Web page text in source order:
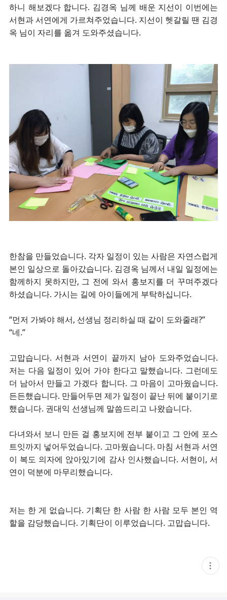
하니 해보겠다 합니다. 김경옥 님께 배운 지선이 이번에는
서현과 서연에게 가르쳐주었습니다. 지선이 헷갈릴 땐 김경
옥 님이 자리를 옮겨 도와주셨습니다.
한참을 만들었습니다. 각자 일정이 있는 사람은 자연스럽게
본인 일상으로 돌아갔습니다. 김경옥 님께서 내일 일정에는
함께하지 못하지만, 그 전에 와서 홍보지를 더 꾸며주겠다
하셨습니다. 가시는 길에 아이들에게 부탁하십니다.
“먼저 가봐야 해서, 선생님 정리하실 때 같이 도와줄래?”
“네.”
고맙습니다. 서현과 서연이 끝까지 남아 도와주었습니다.
저는 다음 일정이 있어 가야 한다고 말했습니다. 그런데도
더 남아서 만들고 가겠다 합니다. 그 마음이 고마웠습니다.
든든했습니다. 만들어두면 제가 일정이 끝난 뒤에 붙이기로
했습니다. 권대익 선생님께 말씀드리고 나왔습니다.
다녀와서 보니 만든 걸 홍보지에 전부 붙이고 그 안에 포스
트잇까지 넣어두었습니다. 고마웠습니다. 마침 서현과 서연
이 복도 의자에 앉아있기에 감사 인사했습니다. 서현이, 서
연이 덕분에 마무리했습니다.
저는 한 게 없습니다. 기획단 한 사람 한 사람 모두 본인 역
할을 감당했습니다. 기획단이 이루었습니다. 고맙습니다.
현
재